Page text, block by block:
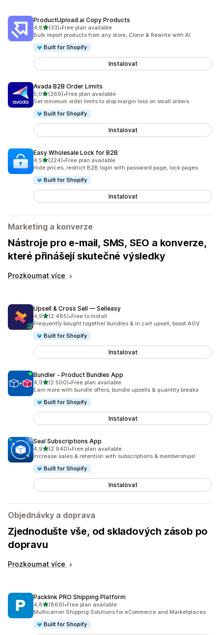
ProductUpload.ai Copy Products
4,8z 5 hvězd
(33)
Celkový počet recenzí: 33
•Free plan available
Bulk import products from any store, Clone & Rewrite with AI
Built for Shopify
Instalovat
Avada B2B Order Limits
5,0z 5 hvězd
(269)
Celkový počet recenzí: 269
•Free plan available
Set minimum order limits to stop margin loss on small orders
Built for Shopify
Instalovat
Easy Wholesale Lock for B2B
4,5z 5 hvězd
(224)
Celkový počet recenzí: 224
•Free plan available
Hide prices, restrict B2B login with password page, lock pages
Built for Shopify
Instalovat
Marketing a konverze
Nástroje pro e-mail, SMS, SEO a konverze,
které přinášejí skutečné výsledky
Prozkoumat více
Upsell & Cross Sell — Selleasy
4,9z 5 hvězd
(2 485)
Celkový počet recenzí: 2485
•Free to install
Frequently bought together bundles & in cart upsell, boost AOV
Built for Shopify
Instalovat
Bundler ‑ Product Bundles App
4,9z 5 hvězd
(2 500)
Celkový počet recenzí: 2500
•Free plan available
Earn more with bundle offers, bundle upsells & quantity breaks
Built for Shopify
Instalovat
Seal Subscriptions App
4,9z 5 hvězd
(2 940)
Celkový počet recenzí: 2940
•Free plan available
Increase sales & retention with subscriptions & memberships!
Built for Shopify
Instalovat
Objednávky a doprava
Zjednodušte vše, od skladových zásob po
dopravu
Prozkoumat více
Packlink PRO Shipping Platform
4,8z 5 hvězd
(869)
Celkový počet recenzí: 869
•Free plan available
Multicarrier Shipping Solutions for eCommerce and Marketplaces
Built for Shopify